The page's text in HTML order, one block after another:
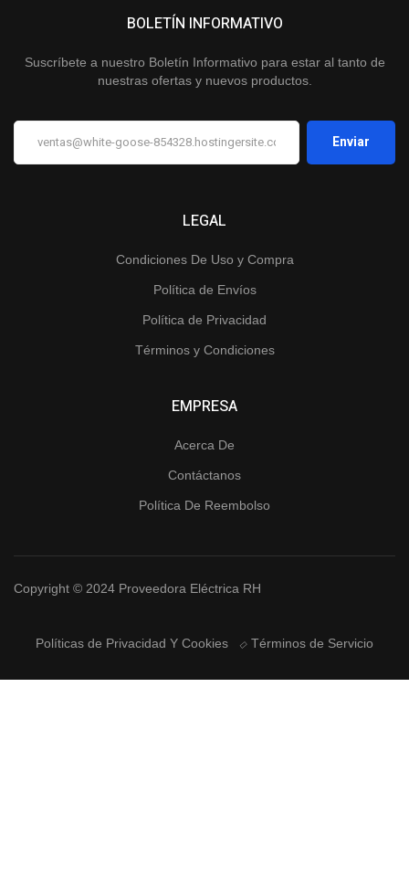
LEGAL
Condiciones De Uso y Compra
Política de Envíos
Política de Privacidad
Términos y Condiciones
EMPRESA
Acerca De
Contáctanos
Política De Reembolso
BOLETÍN INFORMATIVO
Suscríbete a nuestro Boletín Informativo para estar al tanto de
nuestras ofertas y nuevos productos.
Copyright © 2024 Proveedora Eléctrica RH
Políticas de Privacidad Y Cookies Términos de Servicio